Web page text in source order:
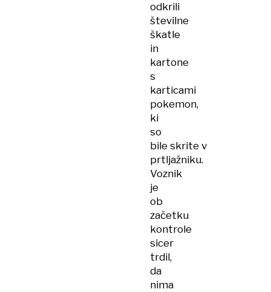
odkrili
številne
škatle
in
kartone
s
karticami
pokemon,
ki
so
bile skrite v
prtljažniku.
Voznik
je
ob
začetku
kontrole
sicer
trdil,
da
nima